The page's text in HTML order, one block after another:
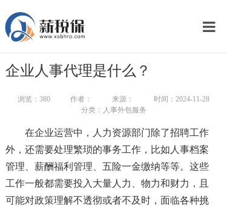
网
企业人事代理是什么？
浏览： 380 作者： 来源：
时间：2024-11-28
分类：人事外包服务
在企业运营中，人力资源部门除了招聘工作
外，还需要处理繁琐的事务工作，比如人事档案
管理、薪酬福利管理、五险一金缴纳等等。这些
工作一般都需要投入大量人力、物力和财力，且
可能对政策理解不透彻或者不及时，面临各种挑